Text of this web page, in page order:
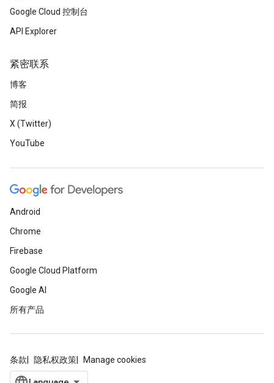
Google Cloud 控制台
API Explorer
紧密联系
博客
简报
X (Twitter)
YouTube
Android
Chrome
Firebase
Google Cloud Platform
Google AI
所有产品
条款 隐私权政策 Manage cookies